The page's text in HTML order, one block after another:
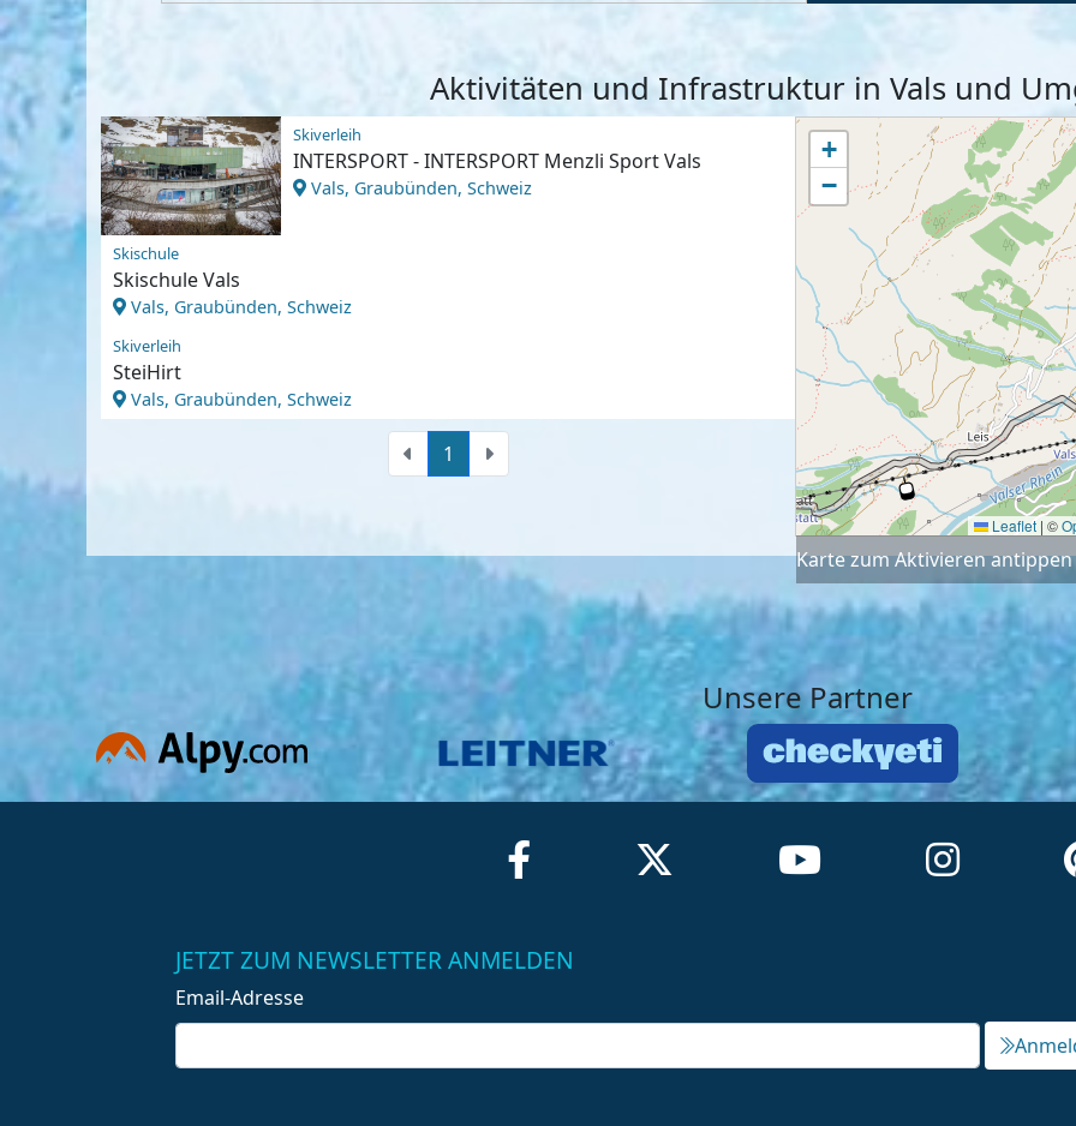
Aktivitäten und Infrastruktur in Vals und
Skiverleih
INTERSPORT - INTERSPORT Menzli Sport Vals
Vals, Graubünden, Schweiz
Skischule
Skischule Vals
Vals, Graubünden, Schweiz
Skiverleih
SteiHirt
Vals, Graubünden, Schweiz
1
+
−
Leaflet | ©
Karte zum Aktivieren antippen
Unsere Partner
JETZT ZUM NEWSLETTER ANMELDEN
Email-Adresse